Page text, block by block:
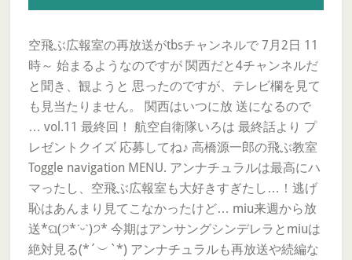
空飛ぶ広報室の再放送がtbsチャンネルで 7月2日 11
時～ 始まるようなのですが 関西だと4チャンネルだ
と聞き、観ようと 思ったのですが、テレビ欄を見て
も見当たりません。 関西はいつに放 送になるので
… vol.11 最終回！ 航空自衛隊いろは 最終話より プ
レゼントクイズ 応募してね♪ 高橋源一郎の飛ぶ教室
Toggle navigation MENU. アンナチュラルは最高にハ
マったし、空飛ぶ広報室も大好きすぎたし…！逃げ
恥はあんまり見てこなかったけど… miu来週から放
送*ଘ(੭*ˊᵕˋ)੭* 今期はアンサングシンデレラとmiuは
絶対見る(*´︶`*) アンナチュラルも再放送や続編な